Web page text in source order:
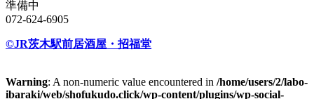
準備中
072-624-6905
©JR茨木駅前居酒屋・招福堂
Warning: A non-numeric value encountered in /home/users/2/labo-
ibaraki/web/shofukudo.click/wp-content/plugins/wp-social-